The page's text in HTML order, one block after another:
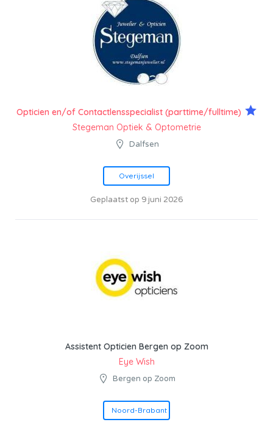
Opticien en/of Contactlensspecialist (parttime/fulltime)
Stegeman Optiek & Optometrie
Dalfsen
Overijssel
Geplaatst op 9 juni 2026
Assistent Opticien Bergen op Zoom
Eye Wish
Bergen op Zoom
Noord-Brabant